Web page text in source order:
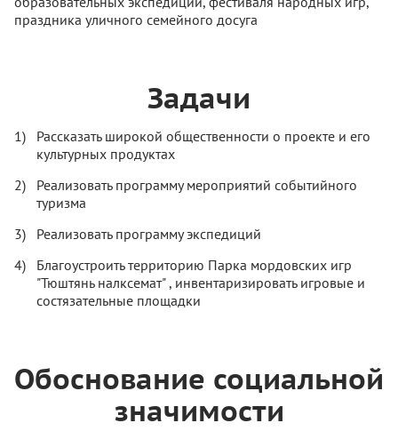
праздника уличного семейного досуга
Задачи
Рассказать широкой общественности о проекте и его
культурных продуктах
Реализовать программу мероприятий событийного
туризма
Реализовать программу экспедиций
Благоустроить территорию Парка мордовских игр
"Тюштянь налксемат" , инвентаризировать игровые и
состязательные площадки
Обоснование социальной
значимости